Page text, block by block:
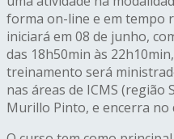
forma on-line e em tempo
iniciará em 08 de junho,
das 18h50min às
treinamento será
nas áreas de ICMS (região
Murillo Pinto, e encerra no